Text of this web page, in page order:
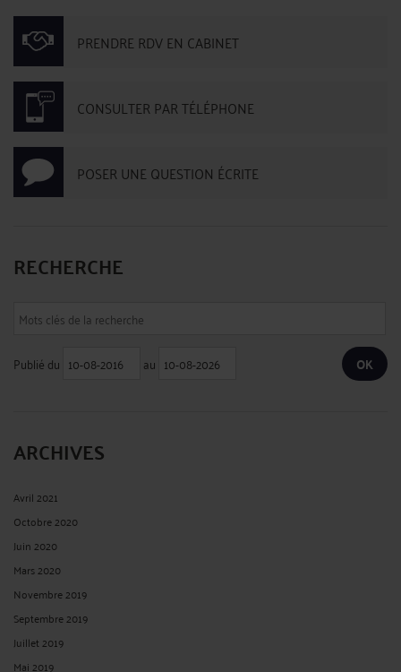
PRENDRE RDV EN CABINET
CONSULTER PAR TÉLÉPHONE
POSER UNE QUESTION ÉCRITE
RECHERCHE
Publié du au
ARCHIVES
Avril 2021
Octobre 2020
Juin 2020
Mars 2020
Novembre 2019
Septembre 2019
Juillet 2019
Mai 2019